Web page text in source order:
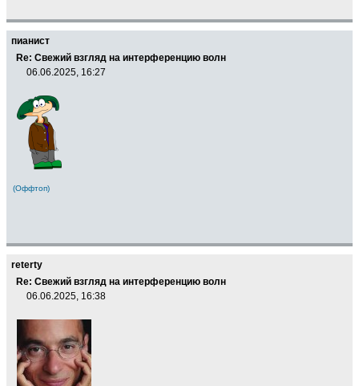
пианист
Re: Свежий взгляд на интерференцию волн
06.06.2025, 16:27
(Оффтоп)
reterty
Re: Свежий взгляд на интерференцию волн
06.06.2025, 16:38